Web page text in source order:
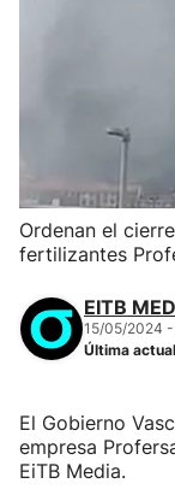
Ordenan el
fertilizantes
EITB
15/05/2024 -
Última
El Gobierno
empresa
EiTB Media.